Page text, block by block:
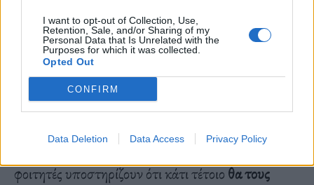
I want to opt-out of Collection, Use,
Retention, Sale, and/or Sharing of my
Personal Data that Is Unrelated with the
Purposes for which it was collected.
Opted Out
CONFIRM
Data Deletion Data Access Privacy Policy
Η πανεπιστημιακή καταστολή, όμως, δεν μένει
αναπάντητη. ΤηνΠέμπτη το απόγευμα
οκτώ
φοιτητές του Columbia και του Barnard
κατέθεσαν αγωγή σε ομοσπονδιακό δικαστήριο,
απαιτώντας νασταματήσει το πανεπιστήμιο να
αρχεία των φιλοπαλαιστίνιων διαδηλωτών
. Οι
φοιτητές υποστηρίζουν ότι κάτι τέτοιοθα τους